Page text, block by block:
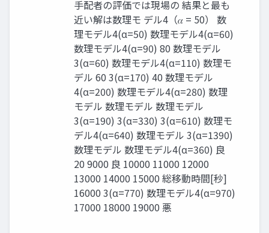
手配者の評価では現場の 結果と最も
近い解は数理モ デル4（𝛼 = 50） 数
理モデル4(α=50) 数理モデル4(α=60)
数理モデル4(α=90) 80 数理モデル
3(α=60) 数理モデル4(α=110) 数理モ
デル 60 3(α=170) 40 数理モデル
4(α=200) 数理モデル4(α=280) 数理
モデル 数理モデル 数理モデル
3(α=190) 3(α=330) 3(α=610) 数理モ
デル4(α=640) 数理モデル 3(α=1390)
数理モデル 数理モデル4(α=360) 良
20 9000 良 10000 11000 12000
13000 14000 15000 総移動時間[秒]
16000 3(α=770) 数理モデル4(α=970)
17000 18000 19000 悪